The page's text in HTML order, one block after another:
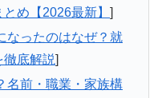
め【2026最新】 ]
なったのはなぜ？就
底解説]
名前・職業・家族構